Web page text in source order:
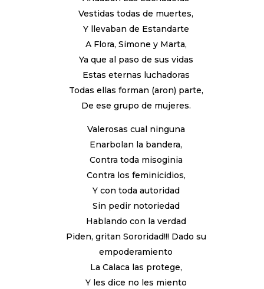
Vestidas todas de muertes,
Y llevaban de Estandarte
A Flora, Simone y Marta,
Ya que al paso de sus vidas
Estas eternas luchadoras
Todas ellas forman (aron) parte,
De ese grupo de mujeres.
Valerosas cual ninguna
Enarbolan la bandera,
Contra toda misoginia
Contra los feminicidios,
Y con toda autoridad
Sin pedir notoriedad
Hablando con la verdad
Piden, gritan Sororidad!!! Dado su
empoderamiento
La Calaca las protege,
Y les dice no les miento